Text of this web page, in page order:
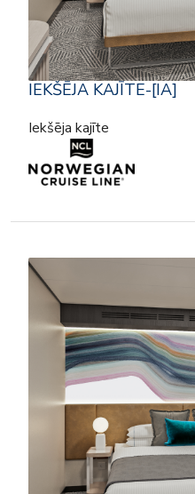
IEKŠĒJA KAJĪTE-[IA]
Iekšēja kajīte